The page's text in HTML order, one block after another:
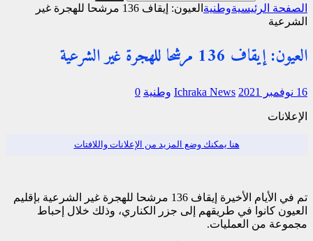
الصفحة الرئيسيةوطنية
العيون: إيقاف 136 مرشحا للهجرة غير
الشرعية
العيون: إيقاف 136 مرشحا للهجرة غير الشرعية
16 نوفمبر 2021 Ichraka News وطنية 0
الإعلانات
هنا يمكنك وضع المزيد من الإعلانات واللافتات
تم في الأيام الأخيرة إيقاف 136 مرشحا للهجرة غير الشرعية بإقليم
العيون كانوا في طريقهم إلى جزر الكناري، وذلك خلال إحباط
مجموعة من العمليات.